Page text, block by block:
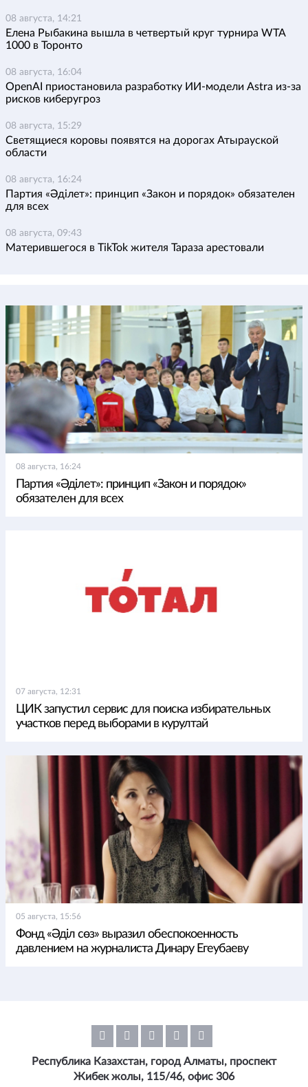
08 августа, 14:21
Елена Рыбакина вышла в четвертый круг турнира WTA
1000 в Торонто
08 августа, 16:04
OpenAI приостановила разработку ИИ-модели Astra из-за
рисков киберугроз
08 августа, 15:29
Светящиеся коровы появятся на дорогах Атырауской
области
08 августа, 16:24
Партия «Әділет»: принцип «Закон и порядок» обязателен
для всех
08 августа, 09:43
Матерившегося в TikTok жителя Тараза арестовали
08 августа, 16:24
Партия «Әділет»: принцип «Закон и порядок»
обязателен для всех
07 августа, 12:31
ЦИК запустил сервис для поиска избирательных
участков перед выборами в курултай
05 августа, 15:56
Фонд «Әділ сөз» выразил обеспокоенность
давлением на журналиста Динару Егеубаеву
Республика Казахстан, город Алматы, проспект
Жибек жолы, 115/46, офис 306